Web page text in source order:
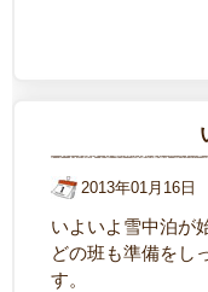
2013年01月16日
いよいよ雪中泊が
どの班も準備をし
す。